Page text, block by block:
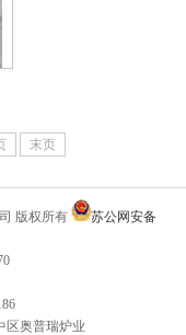
末页
版权所有
苏公网安备
区奥普瑞炉业